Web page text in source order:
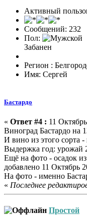
Активный
Сообщений: 232
Пол:
Забанен
Регион :
Имя: Сергей
Бастардо
« Ответ #4 : 11
Виноград Бастардо на
И вино из этого сорта
Выдержка год: урожай
Ещё на фото - осадок из
добавлено 11 Октябрь
На фото - именно
« Последнее
Простой